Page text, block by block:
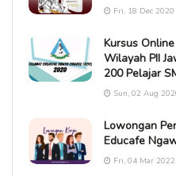
Fri, 18 Dec 2020
Kursus
Wilayah PII
200 Pelajar
Sun, 02 Aug
Lowongan
Educafe
Fri, 04 Mar 2022